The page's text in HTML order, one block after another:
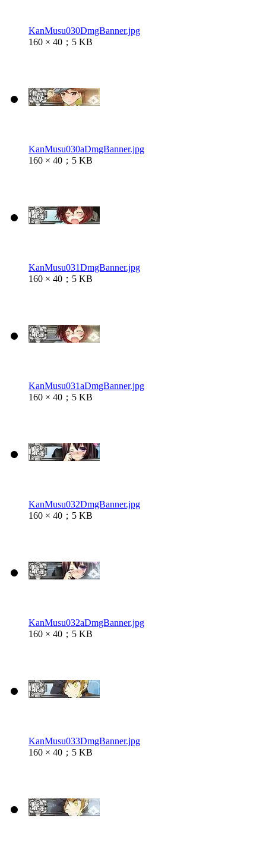
KanMusu030DmgBanner.jpg
160 × 40；5 KB
KanMusu030aDmgBanner.jpg
160 × 40；5 KB
KanMusu031DmgBanner.jpg
160 × 40；5 KB
KanMusu031aDmgBanner.jpg
160 × 40；5 KB
KanMusu032DmgBanner.jpg
160 × 40；5 KB
KanMusu032aDmgBanner.jpg
160 × 40；5 KB
KanMusu033DmgBanner.jpg
160 × 40；5 KB